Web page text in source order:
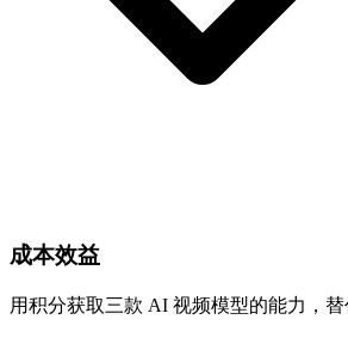
成本效益
用积分获取三款 AI 视频模型的能力，替